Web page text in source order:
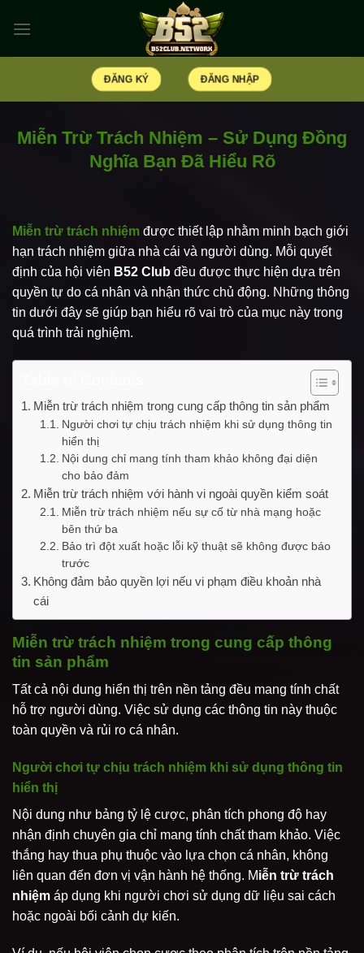
qua
ĐĂNG KÝ ĐĂNG NHẬP
Miễn Trừ Trách Nhiệm – Sử Dụng Đồng
Nghĩa Bạn Đã Hiểu Rõ
Miễn trừ trách nhiệm được thiết lập nhằm minh bạch giới
hạn trách nhiệm giữa nhà cái và người dùng. Mỗi quyết
định của hội viên B52 Club đều được thực hiện dựa trên
quyền tự do cá nhân và nhận thức chủ động. Những thông
tin dưới đây sẽ giúp bạn hiểu rõ vai trò của mục này trong
quá trình trải nghiệm.
Miễn trừ trách nhiệm trong cung cấp thông tin sản phẩm
Người chơi tự chịu trách nhiệm khi sử dụng thông tin
hiển thị
Nội dung chỉ mang tính tham khảo không đại diện
cho bảo đảm
Miễn trừ trách nhiệm với hành vi ngoài quyền kiểm soát
Miễn trừ trách nhiệm nếu sự cố từ nhà mạng hoặc
bên thứ ba
Bảo trì đột xuất hoặc lỗi kỹ thuật sẽ không được báo
trước
Không đảm bảo quyền lợi nếu vi phạm điều khoản nhà
cái
Miễn trừ trách nhiệm trong cung cấp thông
tin sản phẩm
Tất cả nội dung hiển thị trên nền tảng đều mang tính chất
hỗ trợ người dùng. Việc sử dụng các thông tin này thuộc
toàn quyền và rủi ro cá nhân.
Người chơi tự chịu trách nhiệm khi sử dụng thông tin
hiển thị
Nội dung như bảng tỷ lệ cược, phân tích phong độ hay
nhận định chuyên gia chỉ mang tính chất tham khảo. Việc
thắng hay thua phụ thuộc vào lựa chọn cá nhân, không
liên quan đến đơn vị vận hành hệ thống. Miễn trừ trách
nhiệm áp dụng khi người chơi sử dụng dữ liệu sai cách
hoặc ngoài bối cảnh dự kiến.